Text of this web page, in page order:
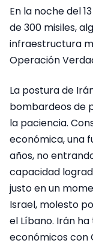
En la noche del
de 300 misiles,
infraestructura
Operación
La postura de
bombardeos de
la paciencia.
económica, una
años, no
capacidad
justo en un
Israel, molesto
el Líbano. Irán
económicos con